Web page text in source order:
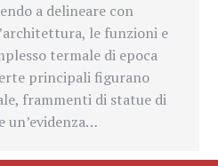
a delineare con
le funzioni e
termale di epoca
principali figurano
frammenti di statue di
un’evidenza…